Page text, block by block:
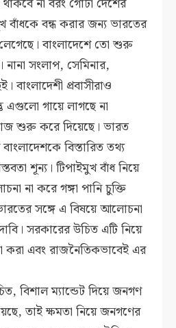
বন্ধ করার জন্য ভারতের
বাংলাদেশে তো শুরু
সংলাপ, সেমিনার,
বাংলাদেশী প্রবাসীরাও
গায়ে লাগছে না
শুরু করে দিয়েছে। ভারত
বিস্তারিত তথ্য
শূন্য। টিপাইমুখ বাঁধ নিয়ে
না করে গঙ্গা পানি চুক্তি
সঙ্গে এ বিষয়ে আলোচনা
সরকারের উচিত এটি নিয়ে
এবং রাজনৈতিকভাবেই এর
বিশাল ম্যান্ডেট দিয়ে জনগণ
তাই ক্ষমতা নিয়ে জনগণের